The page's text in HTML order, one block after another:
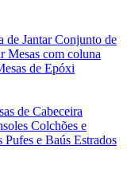
de JantarConjunto de
Mesas com coluna
de Epóxi
de Cabeceira
Colchões e
Pufes e Baús Estrados